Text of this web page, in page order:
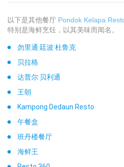
以下是其他餐厅 Pondok Kelapa
特别是海鲜烹饪，以其美味而闻名。
勿里通·廷波·杜鲁克
贝拉格
达普尔·贝利通
王朝
Kampong Dedaun Resto
午餐盒
班丹楼餐厅
海鲜王